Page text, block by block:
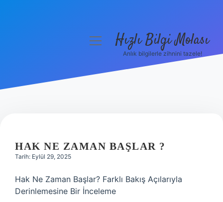
Hakkımızda
menüyüHızlı Bilgi Molası
Anlık bilgilerle zihnini tazele!
HAK NE ZAMAN BAŞLAR ?
Tarih: Eylül 29, 2025
Hak Ne Zaman Başlar? Farklı Bakış Açılarıyla
Derinlemesine Bir İnceleme